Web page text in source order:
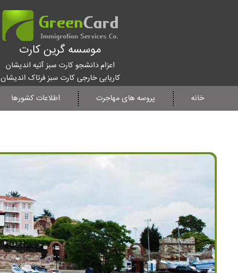
موسسه گرین کارت
اعزام دانشجو کارت سبز آتیه اندیشان
کاریابی خارجی کارت سبز فرتاک اندیشان
خانه پروسه های مهاجرت اطلاعات کشورها